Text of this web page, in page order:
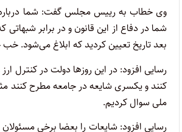
وی خطاب به رییس مجلس گفت: شما درباره
شما در دفاع از این قانون و در برابر
بعد تاریخ تعیین کردید که ابلاغ می‌شود.
رسایی افزود: در این روزها دولت در کنترل
کنند و یکسری شایعه در جامعه مطرح کنند
ملی سوال کردیم.
رسایی افزود: شایعات را بعضا برخی مسئولان